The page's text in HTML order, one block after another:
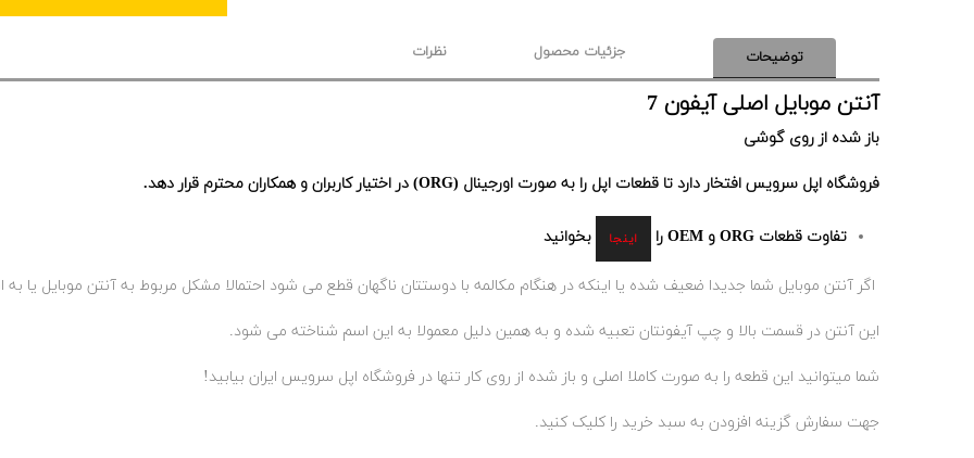
توضیحات جزئیات محصول نظرات
آنتن موبایل اصلی آیفون 7
باز شده از روی گوشی
فروشگاه اپل سرویس افتخار دارد تا قطعات اپل را به صورت اورجینال (ORG) در اختیار کاربران و همکاران محترم قرار دهد.
تفاوت قطعات ORG و OEM را اینجا بخوانید
اگر آنتن موبایل شما جدیدا ضعیف شده یا اینکه در هنگام مکالمه با دوستتان ناگهان قطع می شود احتمالا مشکل مربوط به آنتن موبایل یا به
این آنتن در قسمت بالا و چپ آیفونتان تعبیه شده و به همین دلیل معمولا به این اسم شناخته می شود.
شما میتوانید این قطعه را به صورت کاملا اصلی و باز شده از روی کار تنها در فروشگاه اپل سرویس ایران بیابید!
جهت سفارش گزینه افزودن به سبد خرید را کلیک کنید.